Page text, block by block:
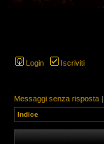
Login Iscriviti
Messaggi senza risposta |
Indice